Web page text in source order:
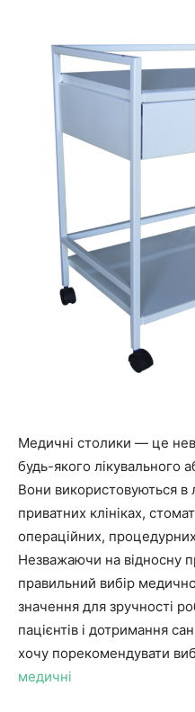
Медичні столики — це
будь-якого лікувального
Вони використовуються в
приватних клініках,
операційних, процедурних
Незважаючи на відносну
правильний вибір
значення для зручності
пацієнтів і дотримання
хочу порекомендувати
медичні